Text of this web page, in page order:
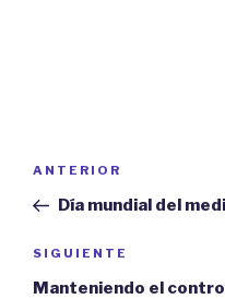
entradas
Previous
Post
ANTERIOR
Día mundial del
Next
Post
SIGUIENTE
Manteniendo el